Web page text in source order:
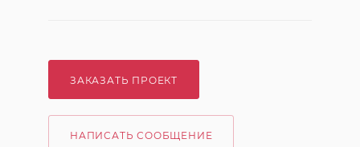
ЗАКАЗАТЬ ПРОЕКТ
НАПИСАТЬ СООБЩЕНИЕ